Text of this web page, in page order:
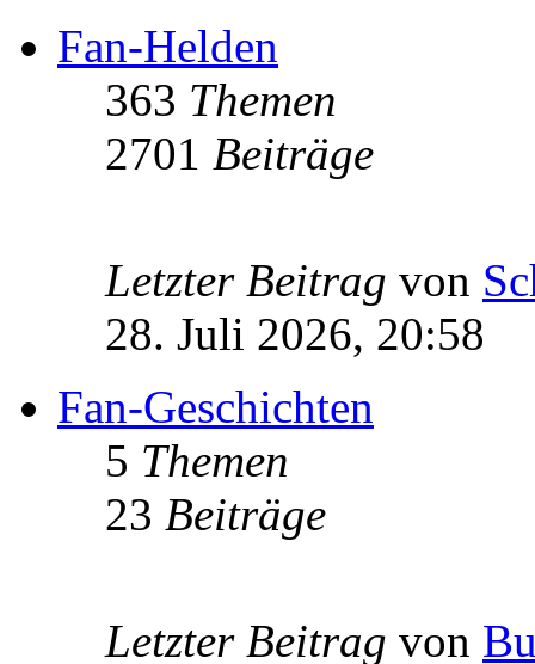
Fan-Helden
363 Themen
2701 Beiträge
Letzter Beitrag von
28. Juli 2026, 20:58
Fan-Geschichten
5 Themen
23 Beiträge
Letzter Beitrag von